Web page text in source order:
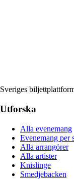
Sveriges
Utforska
Alla evenemang
Evenemang per
Alla arrangörer
Alla artister
Knislinge
Smedjebacken